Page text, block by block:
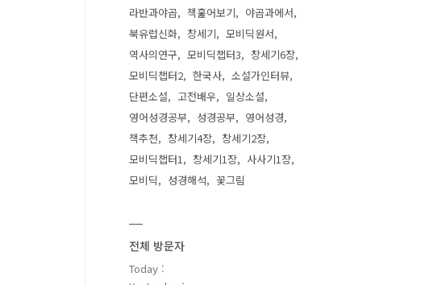
라반과야곱
책훑어보기
야곱과에서
북유럽신화
창세기
모비딕원서
역사의연구
모비딕챕터3
창세기6장
모비딕챕터2
한국사
소설가인터뷰
단편소설
고전배우
일상소설
영어성경공부
성경공부
영어성경
책추천
창세기4장
창세기2장
모비딕챕터1
창세기1장
사사기1장
모비딕
성경해석 꽃그림
전체 방문자
Today :